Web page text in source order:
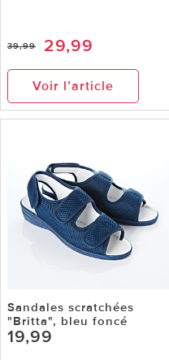
39,99 29,99
Voir l’article
Sandales scratchées
"Britta", bleu foncé
19,99